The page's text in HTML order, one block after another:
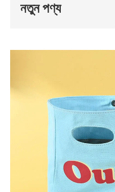
নতুন পণ্য